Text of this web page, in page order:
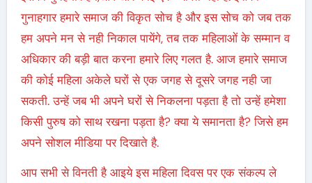
गुनाहगार हमारे समाज की विकृत सोच है और इस सोच को जब तक
हम अपने मन से नही निकाल पायेंगे, तब तक महिलाओं के सम्मान व
अधिकार की बड़ी बात करना हमारे लिए गलत है. आज हमारे समाज
की कोई महिला अकेले घरों से एक जगह से दूसरे जगह नही जा
सकती. उन्हें जब भी अपने घरों से निकलना पड़ता है तो उन्हें हमेशा
किसी पुरुष को साथ रखना पड़ता है? क्या ये समानता है? जिसे हम
अपने सोशल मीडिया पर दिखाते है.
आप सभी से विनती है आइये इस महिला दिवस पर एक संकल्प ले